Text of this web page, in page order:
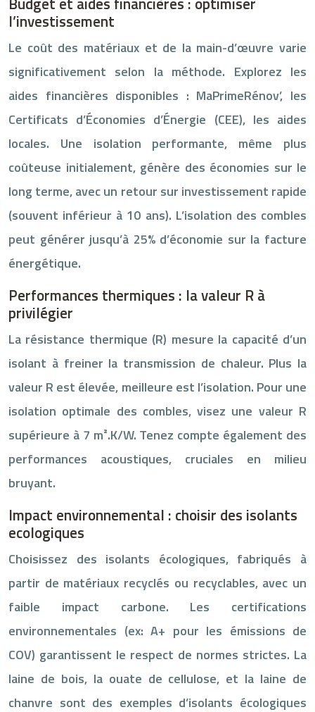
l’investissement
Le coût des matériaux et de la main-d’œuvre varie
significativement selon la méthode. Explorez les
aides financières disponibles : MaPrimeRénov’, les
Certificats d’Économies d’Énergie (CEE), les aides
locales. Une isolation performante, même plus
coûteuse initialement, génère des économies sur le
long terme, avec un retour sur investissement rapide
(souvent inférieur à 10 ans). L’isolation des combles
peut générer jusqu’à 25% d’économie sur la facture
énergétique.
Performances thermiques : la valeur R à
privilégier
La résistance thermique (R) mesure la capacité d’un
isolant à freiner la transmission de chaleur. Plus la
valeur R est élevée, meilleure est l’isolation. Pour une
isolation optimale des combles, visez une valeur R
supérieure à 7 m².K/W. Tenez compte également des
performances acoustiques, cruciales en milieu
bruyant.
Impact environnemental : choisir des isolants
ecologiques
Choisissez des isolants écologiques, fabriqués à
partir de matériaux recyclés ou recyclables, avec un
faible impact carbone. Les certifications
environnementales (ex: A+ pour les émissions de
COV) garantissent le respect de normes strictes. La
laine de bois, la ouate de cellulose, et la laine de
chanvre sont des exemples d’isolants écologiques